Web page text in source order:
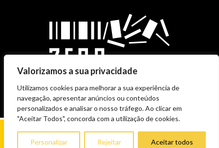
Valorizamos a sua privacidade
Utilizamos cookies para melhorar a sua experiência de
navegação, apresentar anúncios ou conteúdos
personalizados e analisar o nosso tráfego. Ao clicar em
"Aceitar Todos", concorda com a utilização de cookies.
Personalizar Rejeitar Aceitar todos